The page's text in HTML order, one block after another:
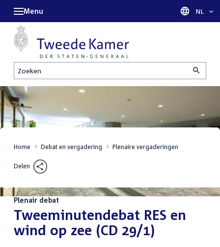
Zoeken
Menu Taal
NL
Home Debat en vergadering Plenaire vergaderingen
Delen
Plenair debat
:Tweeminutendebat RES en
wind op zee (CD 29/1)